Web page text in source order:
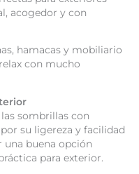
acogedor y con
hamacas y mobiliario
con mucho
sombrillas con
su ligereza y facilidad
una buena opción
para exterior.